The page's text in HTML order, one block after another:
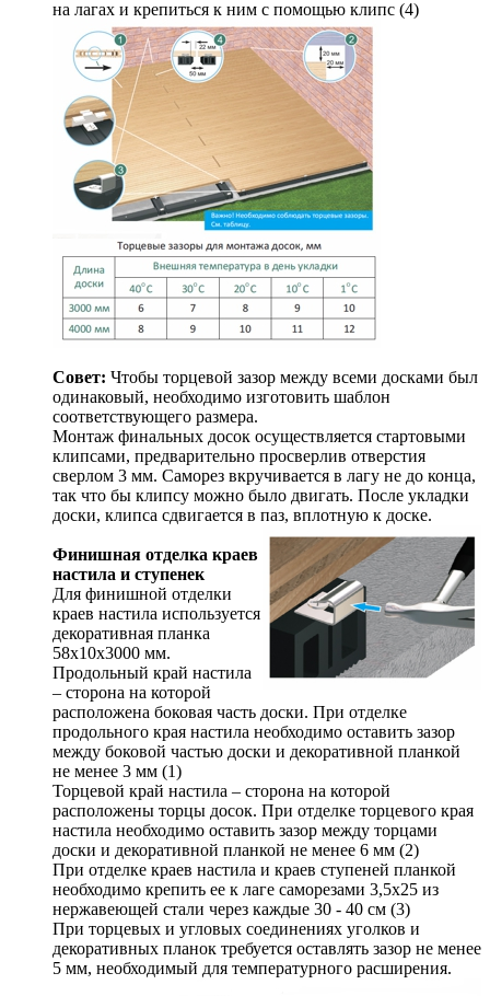
на лагах и крепиться к ним с помощью клипс (4)
Совет: Чтобы торцевой зазор между всеми досками был
одинаковый, необходимо изготовить шаблон
соответствующего размера.
Монтаж финальных досок осуществляется стартовыми
клипсами, предварительно просверлив отверстия
сверлом 3 мм. Саморез вкручивается в лагу не до конца,
так что бы клипсу можно было двигать. После укладки
доски, клипса сдвигается в паз, вплотную к доске.
Финишная отделка краев
настила и ступенек
Для финишной отделки
краев настила используется
декоративная планка
58х10х3000 мм.
Продольный край настила
– сторона на которой
расположена боковая часть доски. При отделке
продольного края настила необходимо оставить зазор
между боковой частью доски и декоративной планкой
не менее 3 мм (1)
Торцевой край настила – сторона на которой
расположены торцы досок. При отделке торцевого края
настила необходимо оставить зазор между торцами
доски и декоративной планкой не менее 6 мм (2)
При отделке краев настила и краев ступеней планкой
необходимо крепить ее к лаге саморезами 3,5х25 из
нержавеющей стали через каждые 30 - 40 см (3)
При торцевых и угловых соединениях уголков и
декоративных планок требуется оставлять зазор не менее
5 мм, необходимый для температурного расширения.